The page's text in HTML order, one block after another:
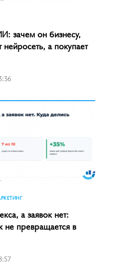
зачем он бизнесу,
нейросеть, а покупает
а заявок нет:
не превращается в